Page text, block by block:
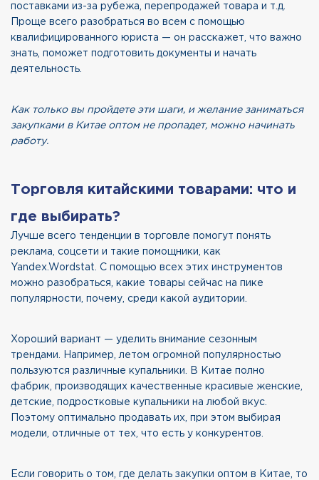
поставками из-за рубежа, перепродажей товара и т.д.
Проще всего разобраться во всем с помощью
квалифицированного юриста — он расскажет, что важно
знать, поможет подготовить документы и начать
деятельность.
Как только вы пройдете эти шаги, и желание заниматься
закупками в Китае оптом не пропадет, можно начинать
работу.
Торговля китайскими товарами: что и
где выбирать?
Лучше всего тенденции в торговле помогут понять
реклама, соцсети и такие помощники, как
Yandex.Wordstat. С помощью всех этих инструментов
можно разобраться, какие товары сейчас на пике
популярности, почему, среди какой аудитории.
Хороший вариант — уделить внимание сезонным
трендами. Например, летом огромной популярностью
пользуются различные купальники. В Китае полно
фабрик, производящих качественные красивые женские,
детские, подростковые купальники на любой вкус.
Поэтому оптимально продавать их, при этом выбирая
модели, отличные от тех, что есть у конкурентов.
Если говорить о том, где делать закупки оптом в Китае, то